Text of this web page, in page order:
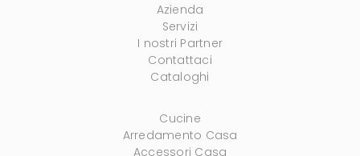
Azienda
Servizi
I nostri Partner
Contattaci
Cataloghi
Cucine
Arredamento Casa
Accessori Casa